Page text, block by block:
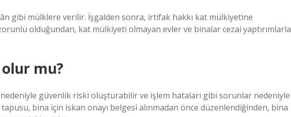
gibi mülklere verilir. İşgalden sonra, irtifak hakkı kat mülkiyetine
olduğundan, kat mülkiyeti olmayan evler ve binalar cezai yaptırımlarla
olur mu?
güvenlik riski oluşturabilir ve işlem hataları gibi sorunlar nedeniyle
bina için iskan onayı belgesi alınmadan önce düzenlendiğinden, bina